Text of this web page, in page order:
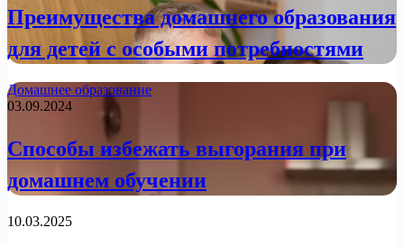
Преимущества домашнего образования
для детей с особыми потребностями
Домашнее образование
03.09.2024
Способы избежать выгорания при
домашнем обучении
10.03.2025